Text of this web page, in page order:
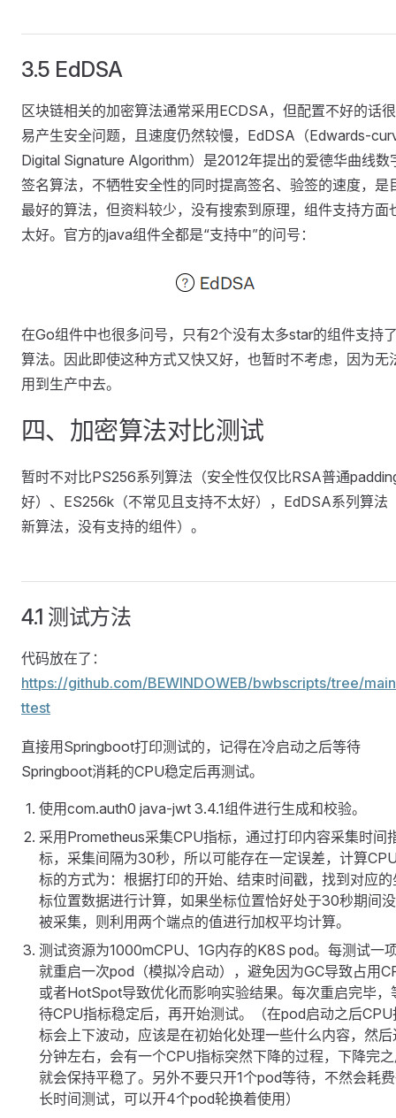
3.5 EdDSA
区块链相关的加密算法通常采用ECDSA，但配置不好的话
易产生安全问题，且速度仍然较慢，EdDSA（Edwards-
Digital Signature Algorithm）是2012年提出的爱德华曲线数
签名算法，不牺牲安全性的同时提高签名、验签的速度，是
最好的算法，但资料较少，没有搜索到原理，组件支持方面
太好。官方的java组件全都是“支持中”的问号：
在Go组件中也很多问号，只有2个没有太多star的组件支持
算法。因此即使这种方式又快又好，也暂时不考虑，因为无
用到生产中去。
四、加密算法对比测试
暂时不对比PS256系列算法（安全性仅仅比RSA普通
好）、ES256k（不常见且支持不太好），EdDSA系列算法
新算法，没有支持的组件）。
4.1 测试方法
代码放在了：
https://github.com/BEWINDOWEB/bwbscripts/tree/
ttest
直接用Springboot打印测试的，记得在冷启动之后等待
Springboot消耗的CPU稳定后再测试。
使用com.auth0 java-jwt 3.4.1组件进行生成和校验。
采用Prometheus采集CPU指标，通过打印内容采集时间
标，采集间隔为30秒，所以可能存在一定误差，计算
标的方式为：根据打印的开始、结束时间戳，找到对应的
标位置数据进行计算，如果坐标位置恰好处于30秒期间
被采集，则利用两个端点的值进行加权平均计算。
测试资源为1000mCPU、1G内存的K8S pod。每测试一
就重启一次pod（模拟冷启动），避免因为GC导致占用
或者HotSpot导致优化而影响实验结果。每次重启完毕，
待CPU指标稳定后，再开始测试。（在pod启动之后CPU
标会上下波动，应该是在初始化处理一些什么内容，然
分钟左右，会有一个CPU指标突然下降的过程，下降完
就会保持平稳了。另外不要只开1个pod等待，不然会耗
长时间测试，可以开4个pod轮换着使用）